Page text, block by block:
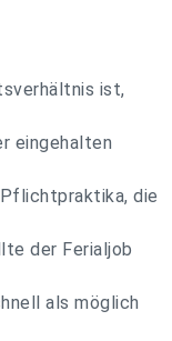
ist,
eingehalten
die
der Ferialjob
als möglich